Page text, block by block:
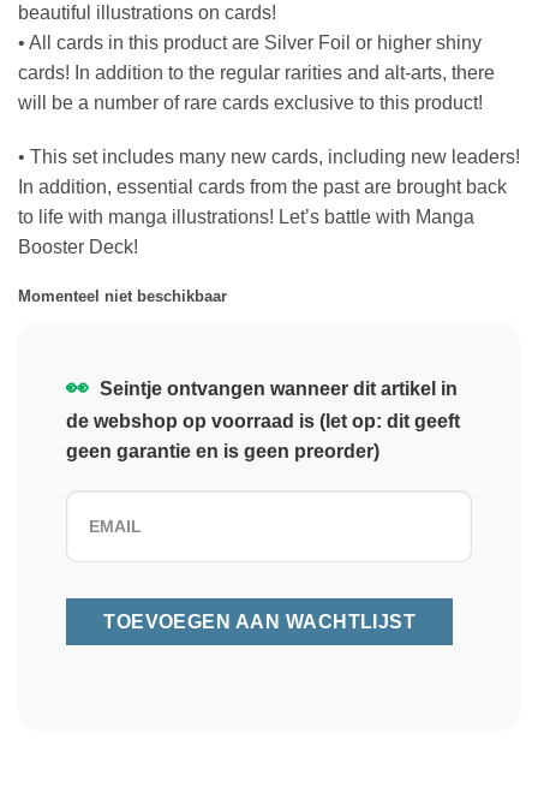
beautiful illustrations on cards!
• All cards in this product are Silver Foil or higher shiny
cards! In addition to the regular rarities and alt-arts, there
will be a number of rare cards exclusive to this product!
• This set includes many new cards, including new leaders!
In addition, essential cards from the past are brought back
to life with manga illustrations! Let’s battle with Manga
Booster Deck!
Momenteel niet beschikbaar
👀 Seintje ontvangen wanneer dit artikel in
de webshop op voorraad is (let op: dit geeft
geen garantie en is geen preorder)